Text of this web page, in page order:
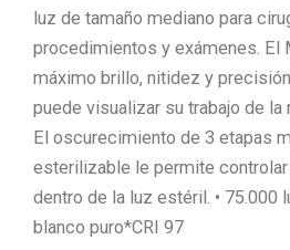
luz de tamaño mediano para
procedimientos y exámenes. El
máximo brillo, nitidez y
puede visualizar su trabajo de la
El oscurecimiento de 3 etapas
esterilizable le permite
dentro de la luz estéril. • 75.000
blanco puro*CRI 97